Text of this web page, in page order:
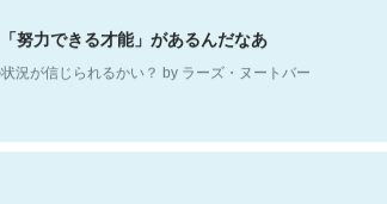
況が信じられるかい？ by ラーズ・ヌートバー